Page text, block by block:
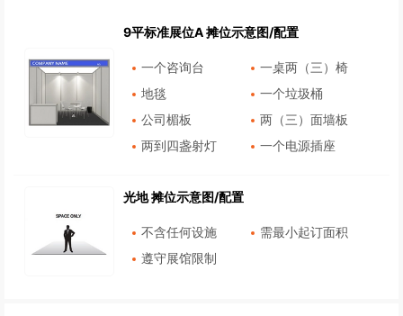
9平标准展位A 摊位示意图/配置
一个咨询台
一桌两（三）椅
地毯
一个垃圾桶
公司楣板
两（三）面墙板
两到四盏射灯
一个电源插座
光地 摊位示意图/配置
不含任何设施
需最小起订面积
遵守展馆限制